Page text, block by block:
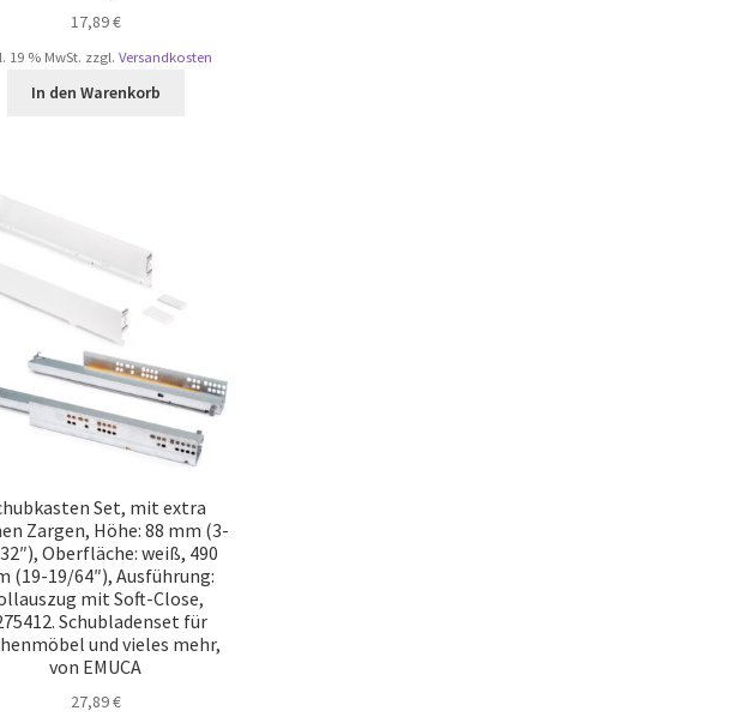
17,89€
19 % MwSt. zzgl. Versandkosten
In den Warenkorb
Set, mit extra
Zargen, Höhe: 88 mm (3-
Oberfläche: weiß, 490
(19-19/64″), Ausführung:
mit Soft-Close,
Schubladenset für
und vieles mehr,
von EMUCA
27,89€